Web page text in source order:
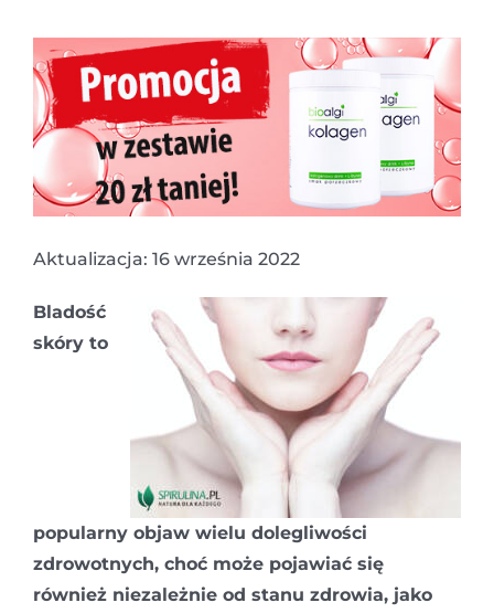
Aktualizacja: 16 września 2022
Bladość
skóry to
popularny objaw wielu dolegliwości
zdrowotnych, choć może pojawiać się
również niezależnie od stanu zdrowia, jako